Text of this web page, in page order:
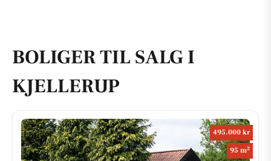
BOLIGER TIL SALG I
KJELLERUP
495.000 kr
95 m2